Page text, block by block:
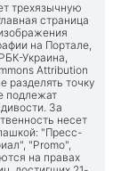
трехязычную
страница
на Портале,
Украина,
Attribution
разделять точку
подлежат
За
несет
"Пресс-
"Promo",
на правах